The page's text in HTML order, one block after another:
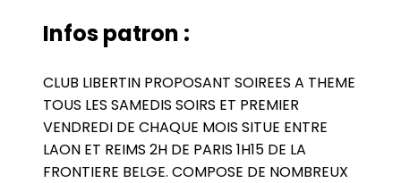
Infos patron :
CLUB LIBERTIN PROPOSANT SOIREES A THEME
TOUS LES SAMEDIS SOIRS ET PREMIER
VENDREDI DE CHAQUE MOIS SITUE ENTRE
LAON ET REIMS 2H DE PARIS 1H15 DE LA
FRONTIERE BELGE. COMPOSE DE NOMBREUX